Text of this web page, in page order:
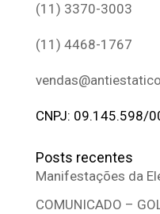
(11) 3370-3003
(11) 4468-1767
CNPJ: 09.145.598/
Posts recentes
Manifestações da
COMUNICADO –